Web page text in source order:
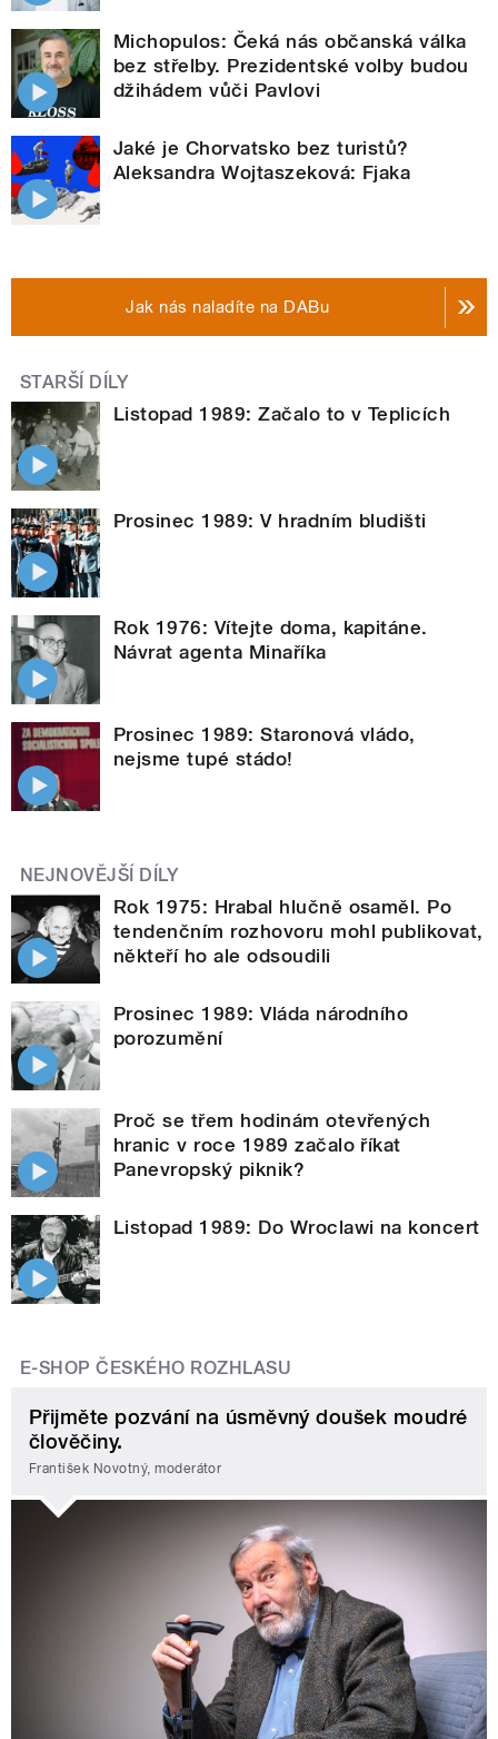
Michopulos: Čeká nás občanská válka
bez střelby. Prezidentské volby budou
džihádem vůči Pavlovi
Jaké je Chorvatsko bez turistů?
Aleksandra Wojtaszeková: Fjaka
Jak nás naladíte na DABu
STARŠÍ DÍLY
Listopad 1989: Začalo to v Teplicích
Prosinec 1989: V hradním bludišti
Rok 1976: Vítejte doma, kapitáne.
Návrat agenta Minaříka
Prosinec 1989: Staronová vládo,
nejsme tupé stádo!
NEJNOVĚJŠÍ DÍLY
Rok 1975: Hrabal hlučně osaměl. Po
tendenčním rozhovoru mohl publikovat,
někteří ho ale odsoudili
Prosinec 1989: Vláda národního
porozumění
Proč se třem hodinám otevřených
hranic v roce 1989 začalo říkat
Panevropský piknik?
Listopad 1989: Do Wroclawi na koncert
E-SHOP ČESKÉHO ROZHLASU
Přijměte pozvání na úsměvný doušek moudré
člověčiny.
František Novotný, moderátor